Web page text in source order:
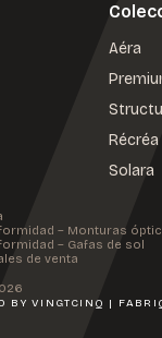
Aéra
Récréa
Solara
BYVINGTCINQ |
– Monturas
– Gafas de sol
de venta